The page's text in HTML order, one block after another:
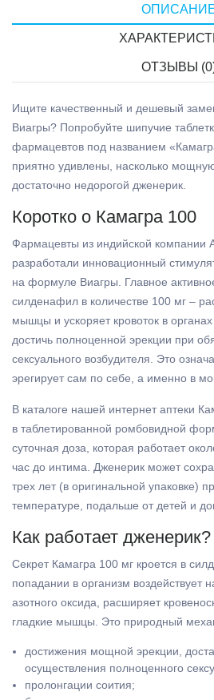
ОТЗЫВЫ
Ищите качественный и дешевый
Виагры? Попробуйте шипучие
фармацевтов под названием
приятно удивлены, насколько
достаточно недорогой дженерик.
Коротко о Камагра 100
Фармацевты из индийской компании
разработали инновационный
на формуле Виагры. Главное
силденафил в количестве 100 мг –
мышцы и ускоряет кровоток в
достичь полноценной эрекции при
сексуального возбудителя. Это
эрегирует сам по себе, а именно в
В каталоге нашей интернет аптеки
в таблетированной ромбовидной
суточная доза, которая работает
час до интима. Дженерик может
трех лет (в оригинальной упаковке)
температуре, подальше от детей и
Как работает дженерик?
Секрет Камагра 100 мг кроется в
попадании в организм воздействует
азотного оксида, расширяет
гладкие мышцы. Это природный
достижения мощной эрекции,
осуществления полноценного
пролонгации соития;